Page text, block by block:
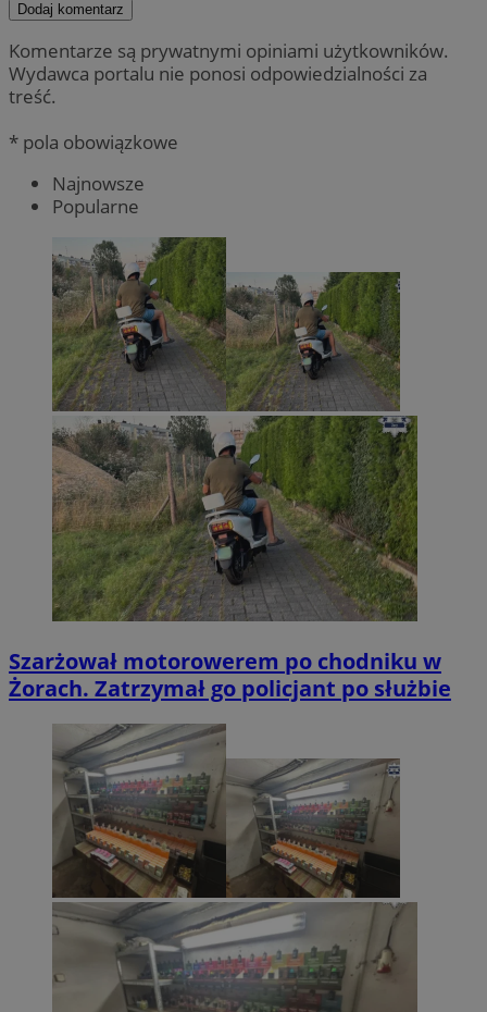
Dodaj komentarz
Komentarze są prywatnymi opiniami użytkowników.
Wydawca portalu nie ponosi odpowiedzialności za
treść.
* pola obowiązkowe
Najnowsze
Popularne
Szarżował motorowerem po chodniku w
Żorach. Zatrzymał go policjant po służbie